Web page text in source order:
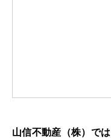
山信不動産（株）で